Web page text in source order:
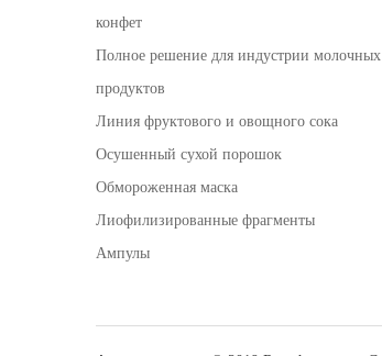
конфет
Полное решение для индустрии молочных
продуктов
Линия фруктового и овощного сока
Осушенный сухой порошок
Обмороженная маска
Лиофилизированные фрагменты
Ампулы